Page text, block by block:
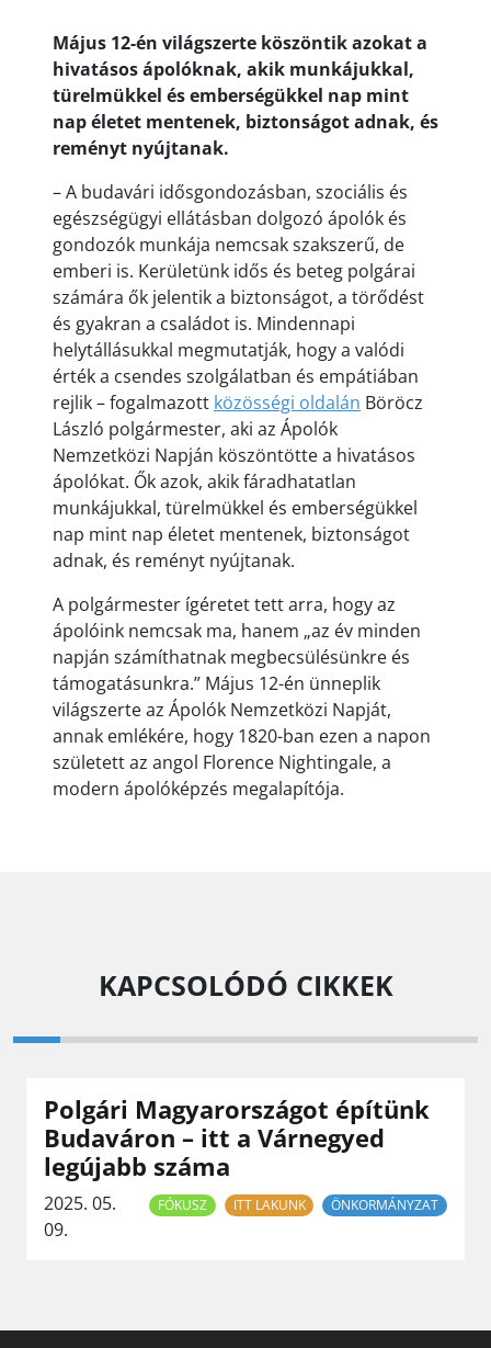
Május 12-én világszerte köszöntik azokat a
hivatásos ápolóknak, akik munkájukkal,
türelmükkel és emberségükkel nap mint
nap életet mentenek, biztonságot adnak, és
reményt nyújtanak.
– A budavári idősgondozásban, szociális és
egészségügyi ellátásban dolgozó ápolók és
gondozók munkája nemcsak szakszerű, de
emberi is. Kerületünk idős és beteg polgárai
számára ők jelentik a biztonságot, a törődést
és gyakran a családot is. Mindennapi
helytállásukkal megmutatják, hogy a valódi
érték a csendes szolgálatban és empátiában
rejlik – fogalmazott közösségi oldalán Böröcz
László polgármester, aki az Ápolók
Nemzetközi Napján köszöntötte a hivatásos
ápolókat. Ők azok, akik fáradhatatlan
munkájukkal, türelmükkel és emberségükkel
nap mint nap életet mentenek, biztonságot
adnak, és reményt nyújtanak.
A polgármester ígéretet tett arra, hogy az
ápolóink nemcsak ma, hanem „az év minden
napján számíthatnak megbecsülésünkre és
támogatásunkra.” Május 12-én ünneplik
világszerte az Ápolók Nemzetközi Napját,
annak emlékére, hogy 1820-ban ezen a napon
született az angol Florence Nightingale, a
modern ápolóképzés megalapítója.
KAPCSOLÓDÓ CIKKEK
Polgári Magyarországot építünk
Budaváron – itt a Várnegyed
legújabb száma
2025. 05.
09.
FÓKUSZ ITT LAKUNK ÖNKORMÁNYZAT